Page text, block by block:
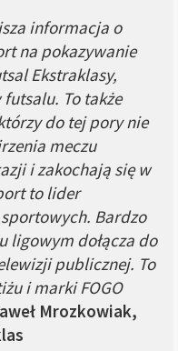
informacja o
na pokazywanie
Ekstraklasy,
To także
do tej pory nie
meczu
i zakochają się w
to lider
Bardzo
ligowym dołącza do
publicznej. To
i marki FOGO
Mrozkowiak,